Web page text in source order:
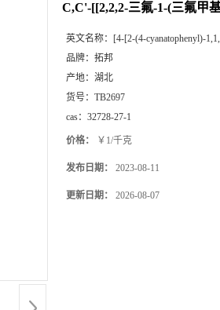
C,C'-[[2,2,2-三氟-1-(三氟甲
英文名称： [4-[2-(4-cyanatophenyl)-
品牌： 拓邦
产地： 湖北
货号： TB2697
cas： 32728-27-1
价格： ￥1/千克
发布日期： 2023-08-11
更新日期： 2026-08-07